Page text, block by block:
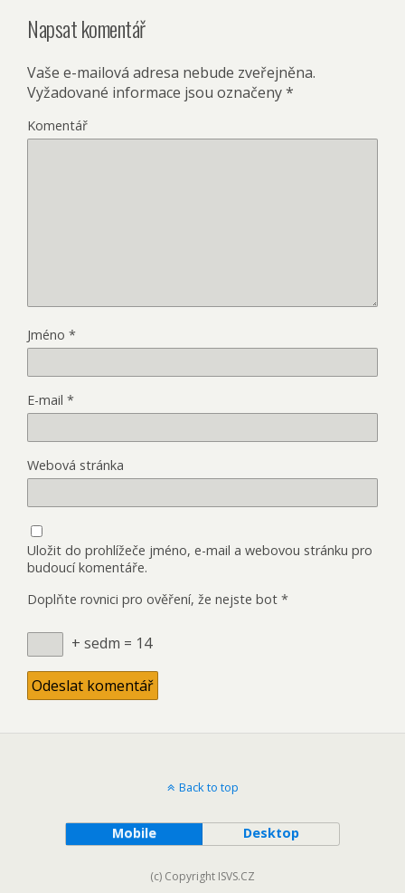
Napsat komentář
Vaše e-mailová adresa nebude zveřejněna.
Vyžadované informace jsou označeny*
Komentář
Jméno *
E-mail *
Webová stránka
Uložit do prohlížeče jméno, e-mail a webovou stránku pro
budoucí komentáře.
Doplňte rovnici pro ověření, že nejste bot *
+ sedm = 14
Back to top
Mobile Desktop
(c) Copyright ISVS.CZ